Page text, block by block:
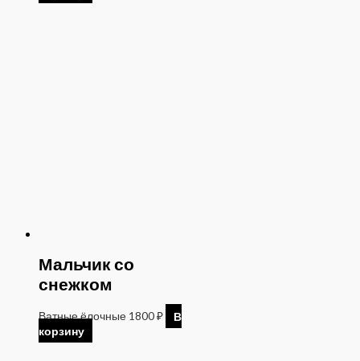
Мальчик со
снежком
Ватные ёлочные 1800₽
В
корзину